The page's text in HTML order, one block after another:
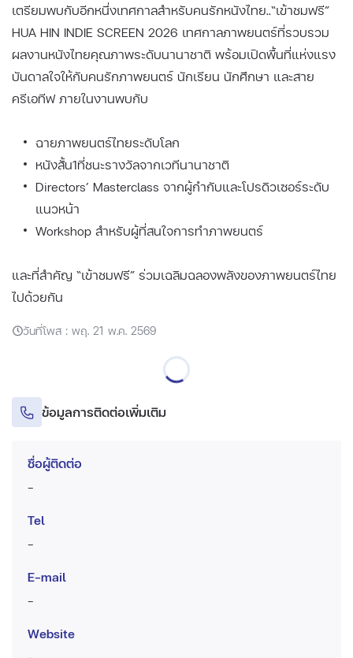
เตรียมพบกับอีกหนึ่งเทศกาลสำหรับคนรักหนังไทย..“เข้าชมฟรี”
HUA HIN INDIE SCREEN 2026 เทศกาลภาพยนตร์ที่รวบรวม
ผลงานหนังไทยคุณภาพระดับนานาชาติ พร้อมเปิดพื้นที่แห่งแรง
บันดาลใจให้กับคนรักภาพยนตร์ นักเรียน นักศึกษา และสาย
ครีเอทีฟ ภายในงานพบกับ
ฉายภาพยนตร์ไทยระดับโลก
หนังสั้น1ที่ชนะรางวัลจากเวทีนานาชาติ
Directors’ Masterclass จากผู้กำกับและโปรดิวเซอร์ระดับ
แนวหน้า
Workshop สำหรับผู้ที่สนใจการทำภาพยนตร์
และที่สำคัญ “เข้าชมฟรี” ร่วมเฉลิมฉลองพลังของภาพยนตร์ไทย
ไปด้วยกัน
วันที่โพส : พฤ. 21 พ.ค. 2569
ข้อมูลการติดต่อเพิ่มเติม
ชื่อผู้ติดต่อ
-
Tel
-
E-mail
-
Website